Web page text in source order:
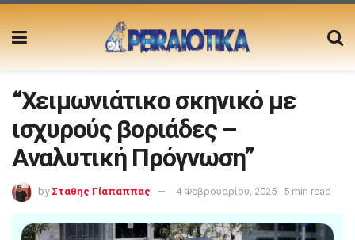
“Χειμωνιάτικο σκηνικό με
ισχυρούς βοριάδες –
Αναλυτική Πρόγνωση”
by Σταθης Γίαπαππας 4 Φεβρουαρίου, 2025 5 min read